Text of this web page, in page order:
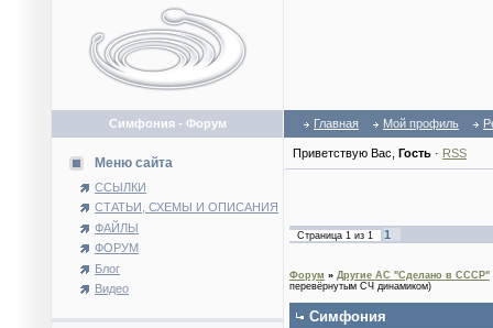
Симфония - Форум Главная Мой профиль
Меню сайта
ССЫЛКИ
СТАТЬИ, СХЕМЫ И ОПИСАНИЯ
ФАЙЛЫ
ФОРУМ
Блог
Видео
Приветствую Вас Гость · RSS
Страница 1 из 1 1
Форум » Другие АС "Сделано в СССР"
перевёрнутым СЧ динамиком)
Симфония